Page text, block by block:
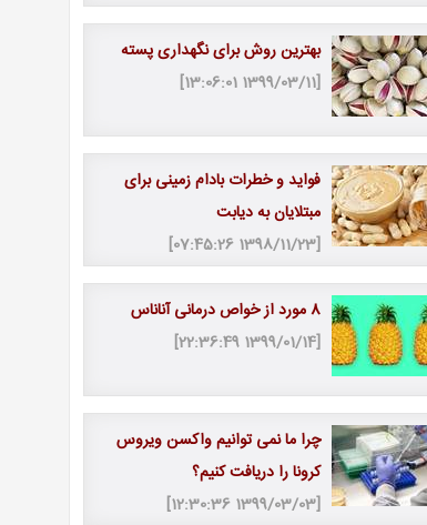
بهترین روش برای نگهداری پسته
[1399/03/11 13:06:01]
فواید و خطرات بادام زمینی برای
مبتلایان به دیابت
[1398/11/23 07:45:26]
8 مورد از خواص درمانی آناناس
[1399/01/14 22:36:49]
چرا ما نمی توانیم واکسن ویروس
کرونا را دریافت کنیم؟
[1399/03/03 12:30:36]